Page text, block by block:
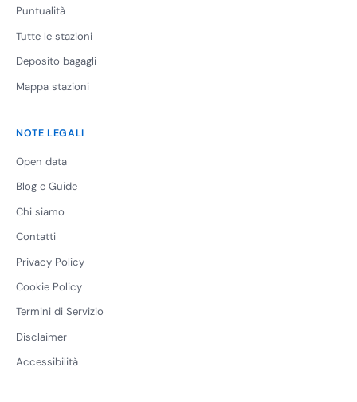
Puntualità
Tutte le stazioni
Deposito bagagli
Mappa stazioni
NOTE LEGALI
Open data
Blog e Guide
Chi siamo
Contatti
Privacy Policy
Cookie Policy
Termini di Servizio
Disclaimer
Accessibilità